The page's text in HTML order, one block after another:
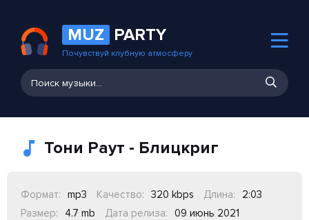
MUZ PARTY
Почувствуй клубную атмосферу
Тони Раут - Блицкриг
Формат: mp3 Качество: 320 kbps Длина:
2:03
Размер:
4.7 mb Дата релиза: 09 июнь 2021